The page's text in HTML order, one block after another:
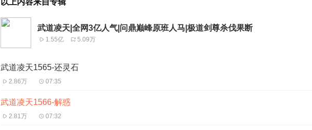
以上内容来自专辑
武道凌天|全网3亿人气|问鼎巅峰原班人马|极道剑尊杀伐果断
1.55亿 5.09万
武道凌天1565-还灵石
2.86万 07:35
武道凌天1566-解惑
2.81万 07:32